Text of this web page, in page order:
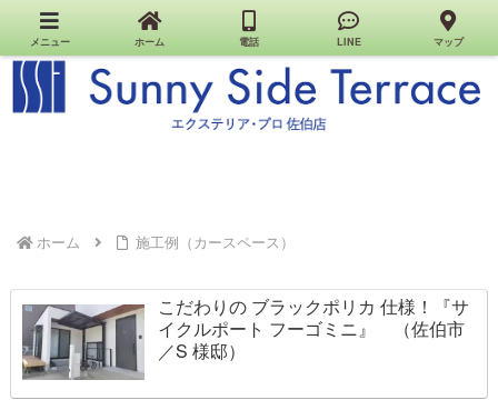
佐伯市のエクステリア・外構・お家のお店｜Sunny Side Terrace（エクステリア・プロ佐伯
ホーム 施工例（カースペース）
こだわりの ブラックポリカ 仕様！『サ
イクルポート フーゴミニ』 （佐伯市
／S 様邸）
メニュー ホーム 電話 LINE マップ